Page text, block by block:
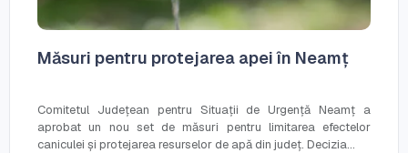
Măsuri pentru protejarea apei în Neamț
Comitetul Județean pentru Situații de Urgență Neamț a
aprobat un nou set de măsuri pentru limitarea efectelor
caniculei și protejarea resurselor de apă din județ. Decizia...